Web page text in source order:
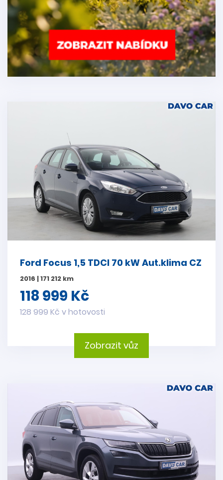
Ford Focus 1,5 TDCI 70 kW Aut.klima CZ
2016 | 171 212 km
118 999 Kč
128 999 Kč v hotovosti
Zobrazit vůz